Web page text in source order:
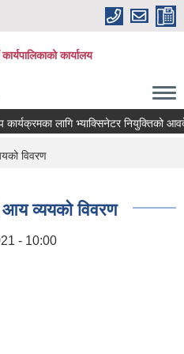
कार्यालय
लागि भ्याक्सिनेटर नियुक्तिको
विवरण
व्ययको विवरण
- 10:00